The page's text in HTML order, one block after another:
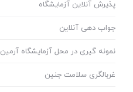
پذیرش آنلاین آزمایشگاه
جواب دهی آنلاین
نمونه گیری در محل آزمایشگاه آرمین
غربالگری سلامت جنین